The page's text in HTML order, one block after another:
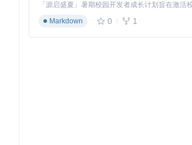
deployer =
deployer.restore_resources("medical-
deployer.configure(service_port=8080,
Markdown
0 1